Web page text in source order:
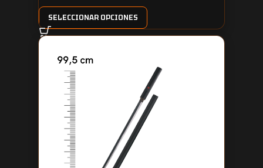
SELECCIONAR OPCIONES